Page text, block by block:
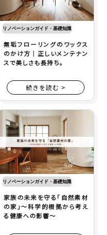
リノベーションガイド・基礎知識
無垢フローリングのワックス
のかけ方｜正しいメンテナン
スで美しさも長持ち。
続きを読む >
リノベーションガイド・基礎知識
家族の未来を守る「自然素材
の家」～科学的根拠から考え
る健康への影響～